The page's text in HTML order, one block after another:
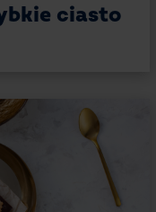
ciasto